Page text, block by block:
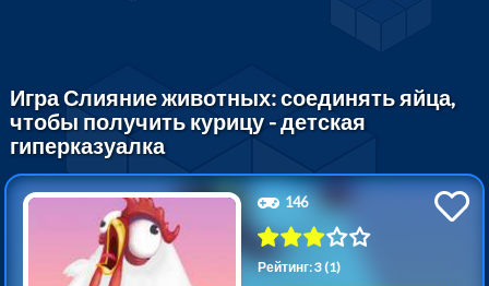
Игра Слияние животных: соединять яйца,
чтобы получить курицу - детская
гиперказуалка
146
Рейтинг: 3 (1)